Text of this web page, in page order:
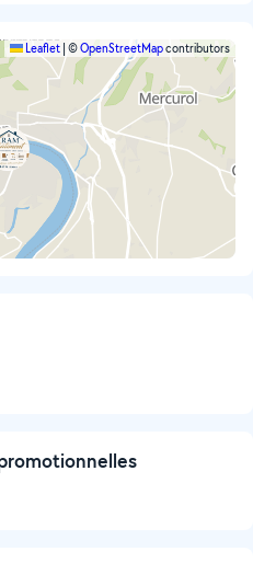
Leaflet ©OpenStreetMapcontributors